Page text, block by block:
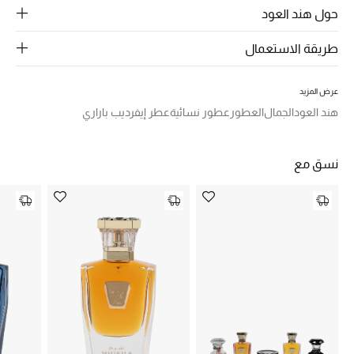
مستلزمات المنزل
عرض جميع المنتجات
حول هند العود
طريقة الاستعمال
عرض المزيد
هند العودالجمالالعطور عطور نسائيةعطر إيفرديب باراري
نسق مع